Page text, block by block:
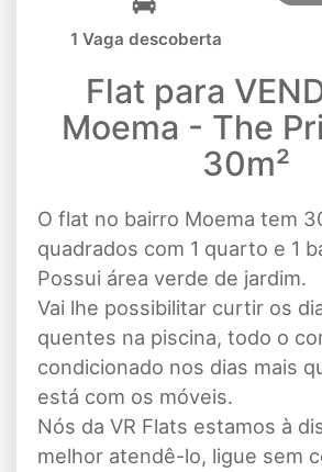
1 Vaga descoberta
Flat para
Moema - The
30m²
O flat no bairro Moema tem
quadrados com 1 quarto e 1
Possui área verde de jardim.
Vai lhe possibilitar curtir os
quentes na piscina, todo o
condicionado nos dias mais
está com os móveis.
Nós da VR Flats estamos à
melhor atendê-lo, ligue sem